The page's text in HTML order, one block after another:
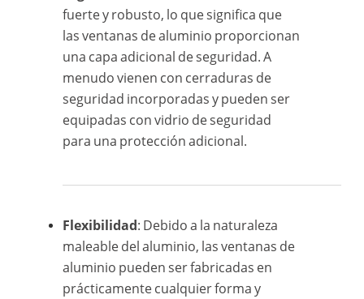
fuerte y robusto, lo que significa que
las ventanas de aluminio proporcionan
una capa adicional de seguridad. A
menudo vienen con cerraduras de
seguridad incorporadas y pueden ser
equipadas con vidrio de seguridad
para una protección adicional.
Flexibilidad: Debido a la naturaleza
maleable del aluminio, las ventanas de
aluminio pueden ser fabricadas en
prácticamente cualquier forma y